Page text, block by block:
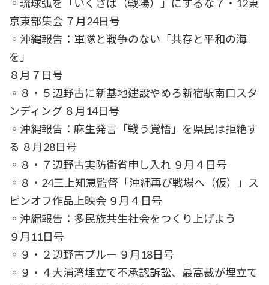
◦琉球弧を「いくさば（戦場）」にするな７・12東
京東部集会 ７月24日号
◦沖縄報告：軍隊と戦争のない「共存と平和の海
を」
８月７日号
◦８・５辺野古に新基地建設やめろ新宿駅南口スタ
ンディング ８月14日号
◦沖縄報告：麻生発言「戦う覚悟」を県民は拒絶す
る ８月28日号
◦８・７辺野古実防衛省申し入れ ９月４日号
◦８・24三上知恵監督「沖縄再び戦場へ（仮）」ス
ピンオフ作品上映会 ９月４日号
◦沖縄報告：多民族共生社会をつくり上げよう
９月11日号
◦９・２辺野古ブルー ９月18日号
◦９・４大浦湾埋立て不承認訴訟、最高裁が埋立て